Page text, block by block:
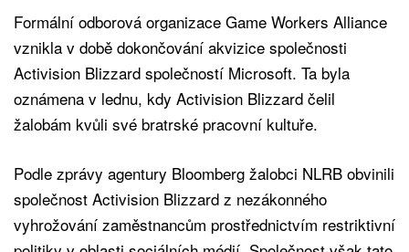
Formální odborová organizace Game Workers Alliance
vznikla v době dokončování akvizice společnosti
Activision Blizzard společností Microsoft. Ta byla
oznámena v lednu, kdy Activision Blizzard čelil
žalobám kvůli své bratrské pracovní kultuře.
Podle zprávy agentury Bloomberg žalobci NLRB obvinili
společnost Activision Blizzard z nezákonného
vyhrožování zaměstnancům prostřednictvím restriktivní